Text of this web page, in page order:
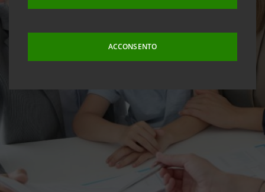
ACCONSENTO